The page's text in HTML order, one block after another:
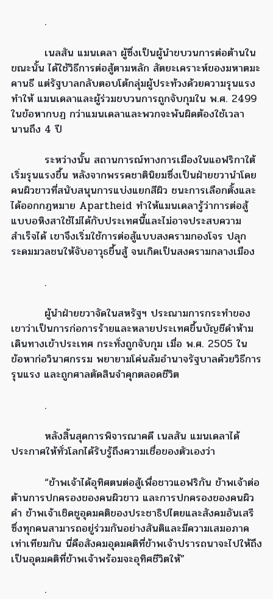
.
เนลสัน แมนเดลา ผู้ซึ่งเป็นผู้นำขบวนการต่อต้านใน
ขณะนั้น ได้ใช้วิธีการต่อสู้ตามหลัก สัตยะเคราะห์ของมหาตมะ
คานธี แต่รัฐบาลกลับตอบโต้กลุ่มผู้ประท้วงด้วยความรุนแรง
ทำให้ แมนเดลาและผู้ร่วมขบวนการถูกจับกุมใน พ.ศ. 2499
ในข้อหากบฏ กว่าแมนเดลาและพวกจะพ้นผิดต้องใช้เวลา
นานถึง 4 ปี
ระหว่างนั้น สถานการณ์ทางการเมืองในแอฟริกาใต้
เริ่มรุนแรงขึ้น หลังจากพรรคชาตินิยมซึ่งเป็นฝ่ายขวานำโดย
คนผิวขาวที่สนับสนุนการแบ่งแยกสีผิว ชนะการเลือกตั้งและ
ได้ออกกฎหมาย Apartheid ทำให้แมนเดลารู้ว่าการต่อสู้
แบบอหิงสาใช้ไม่ได้กับประเทศนี้และไม่อาจประสบความ
สำเร็จได้ เขาจึงเริ่มใช้การต่อสู้แบบสงครามกองโจร ปลุก
ระดมมวลชนให้จับอาวุธขึ้นสู้ จนเกิดเป็นสงครามกลางเมือง
.
ผู้นำฝ่ายขวาจัดในสหรัฐฯ ประณามการกระทำของ
เขาว่าเป็นการก่อการร้ายและหลายประเทศขึ้นบัญชีดำห้าม
เดินทางเข้าประเทศ กระทั่งถูกจับกุม เมื่อ พ.ศ. 2505 ใน
ข้อหาก่อวินาศกรรม พยายามโค่นล้มอำนาจรัฐบาลด้วยวิธีการ
รุนแรง และถูกศาลตัดสินจำคุกตลอดชีวิต
.
หลังสิ้นสุดการพิจารณาคดี เนลสัน แมนเดลาได้
ประกาศให้ทั่วโลกได้รับรู้ถึงความเชื่อของตัวเองว่า
“ข้าพเจ้าได้อุทิศตนต่อสู้เพื่อชาวแอฟริกัน ข้าพเจ้าต่อ
ต้านการปกครองของคนผิวขาว และการปกครองของคนผิว
ดำ ข้าพเจ้าเชิดชูอุดมคติของประชาธิปไตยและสังคมอันเสรี
ซึ่งทุกคนสามารถอยู่ร่วมกันอย่างสันติและมีความเสมอภาค
เท่าเทียมกัน นี่คือสังคมอุดมคติที่ข้าพเจ้าปรารถนาจะไปให้ถึง
เป็นอุดมคติที่ข้าพเจ้าพร้อมจะอุทิศชีวิตให้”
.